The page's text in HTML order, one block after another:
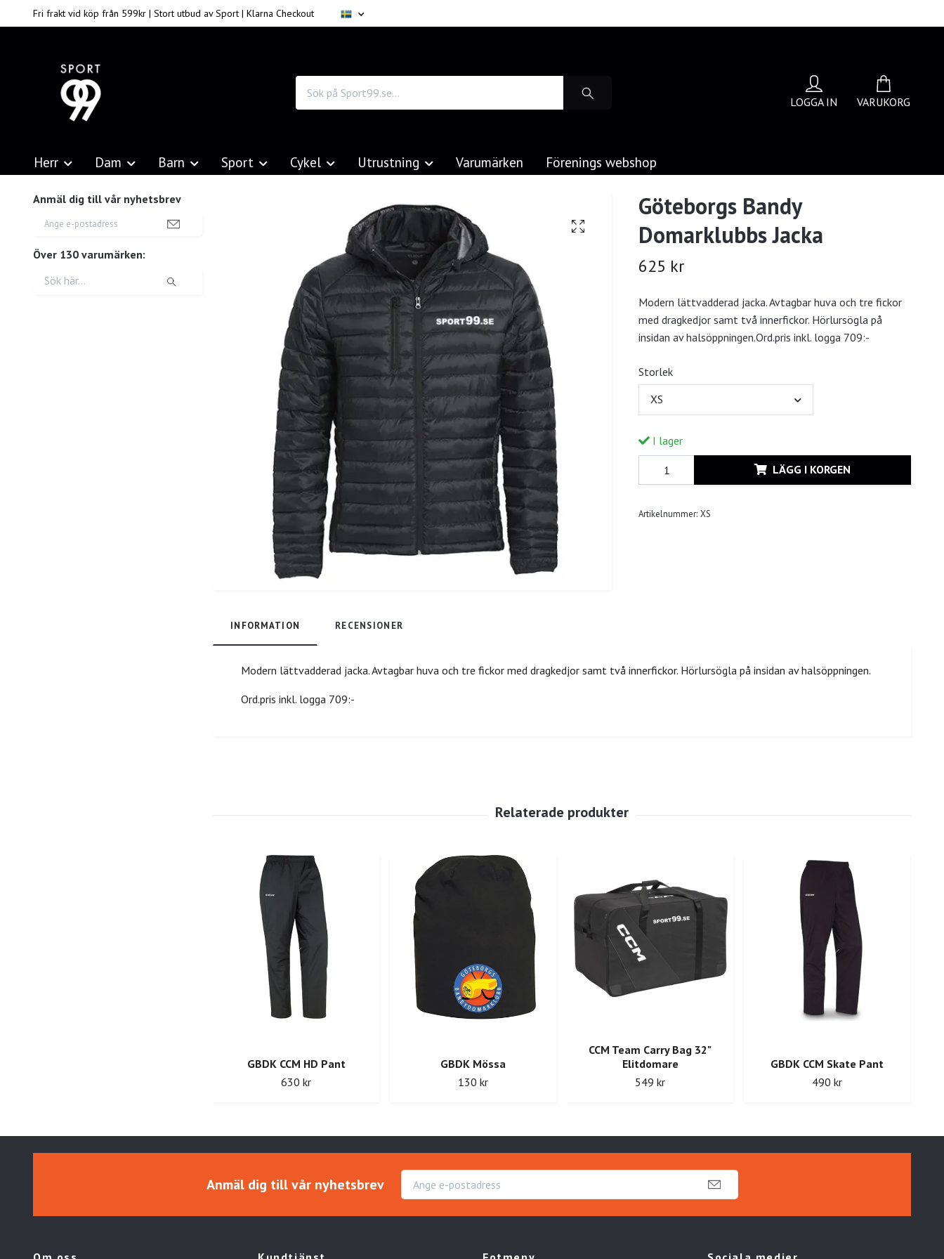
Fri frakt vid köp från 599kr | Stort utbud av Sport | Klarna Checkout
LOGGA IN VARUKORG
Herr Dam Barn Sport Cykel Utrustning Varumärken Förenings webshop
Anmäl dig till vår nyhetsbrev
Över 130 varumärken:
Göteborgs Bandy
Domarklubbs Jacka
625 kr
Modern lättvadderad jacka. Avtagbar huva och tre fickor
med dragkedjor samt två innerfickor. Hörlursögla på
insidan av halsöppningen.Ord.pris inkl. logga 709:-
Storlek
XS
I lager
LÄGG I KORGEN
Artikelnummer: XS
INFORMATION RECENSIONER
Modern lättvadderad jacka. Avtagbar huva och tre fickor med dragkedjor samt två innerfickor. Hörlursögla på insidan av halsöppningen.
Ord.pris inkl. logga 709:-
GBDK CCM HD Pant
630 kr
GBDK Mössa
130 kr
CCM Team Carry Bag 32"
Elitdomare
549 kr
GBDK CCM Skate Pant
490 kr
Anmäl dig till vår nyhetsbrev